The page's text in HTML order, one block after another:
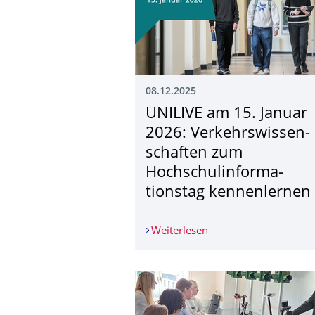
08.12.2025
UNILIVE am 15. Januar
2026: Verkehrswissen­
schaften zum
Hochschulinforma­
tionstag kennenlernen
Weiterlesen UNILIVE am 15.